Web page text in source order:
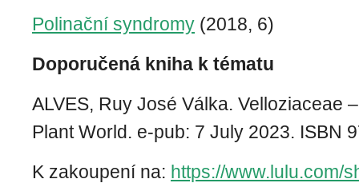
Polinační syndromy (2018, 6)
Doporučená kniha k tématu
ALVES, Ruy José Válka. Velloziaceae
Plant World. e-pub: 7 July 2023. ISBN
K zakoupení na: https://www.lulu.com/